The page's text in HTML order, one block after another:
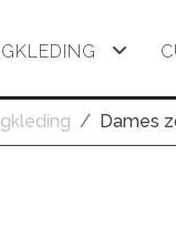
Dames